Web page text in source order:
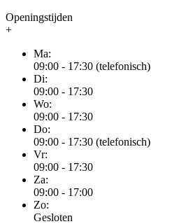
Openingstijden
+
Ma:
09:00 - 17:30 (telefonisch)
Di:
09:00 - 17:30
Wo:
09:00 - 17:30
Do:
09:00 - 17:30 (telefonisch)
Vr:
09:00 - 17:30
Za:
09:00 - 17:00
Zo:
Gesloten